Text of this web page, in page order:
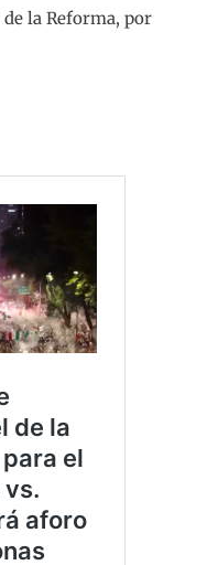
de la Reforma, por